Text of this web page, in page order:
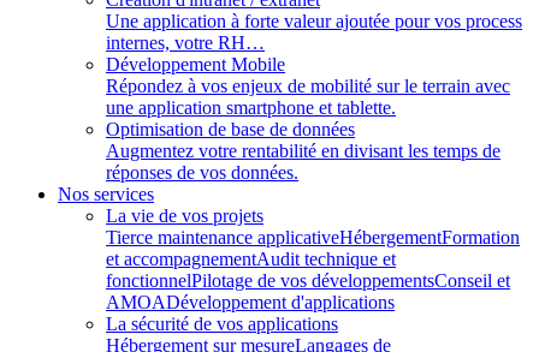
Une application à forte valeur ajoutée pour vos process
internes, votre RH…
Développement Mobile
Répondez à vos enjeux de mobilité sur le terrain avec
une application smartphone et tablette.
Optimisation de base de données
Augmentez votre rentabilité en divisant les temps de
réponses de vos données.
Nos services
La vie de vos projets
Tierce maintenance applicativeHébergementFormation
et accompagnementAudit technique et
fonctionnelPilotage de vos développementsConseil et
AMOADéveloppement d'applications
La sécurité de vos applications
Hébergement sur mesureLangages de